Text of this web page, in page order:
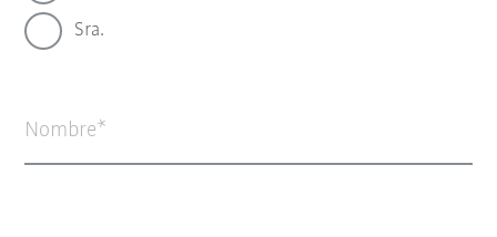
Sra.
Nombre